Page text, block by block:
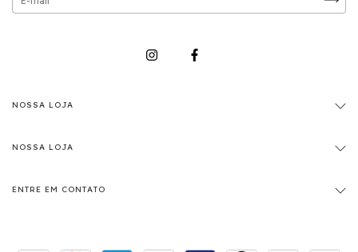
NOSSA LOJA
NOSSA LOJA
ENTRE EM CONTATO